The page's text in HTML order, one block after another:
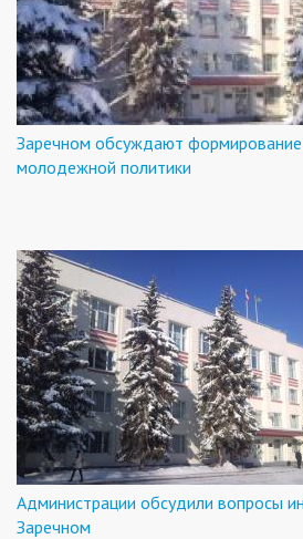
Заречном обсуждают формирование
молодежной политики
Администрации обсудили вопросы
Заречном